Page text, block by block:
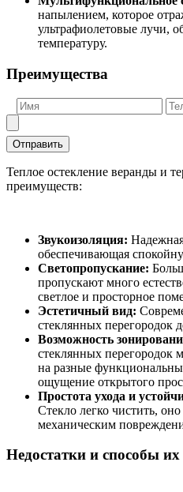
напылением, которое
ультрафиолетовые лучи,
температуру.
Преимущества
Отправить
Теплое остекление веранды и
преимуществ:
Звукоизоляция:
обеспечивающая
Светопропускание:
пропускают много
светлое и просторное
Эстетичный вид:
стеклянных перегородок
Возможность
стеклянных перегородок
на разные
ощущение открытого
Простота ухода и
Стекло легко чистить,
механическим
Недостатки и способы